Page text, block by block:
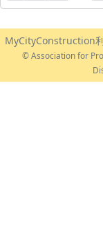
MyCityConstruction
© Association for